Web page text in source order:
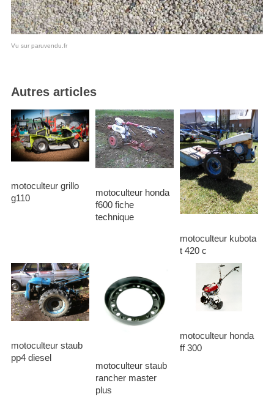
Vu sur paruvendu.fr
Autres articles
motoculteur grillo
g110
motoculteur honda
f600 fiche
technique
motoculteur kubota
t 420 c
motoculteur staub
pp4 diesel
motoculteur staub
rancher master
plus
motoculteur honda
ff 300